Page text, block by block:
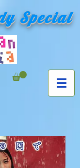
Special